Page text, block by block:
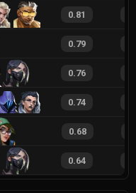
0.81
0.79
0.76
0.74
0.68
0.64